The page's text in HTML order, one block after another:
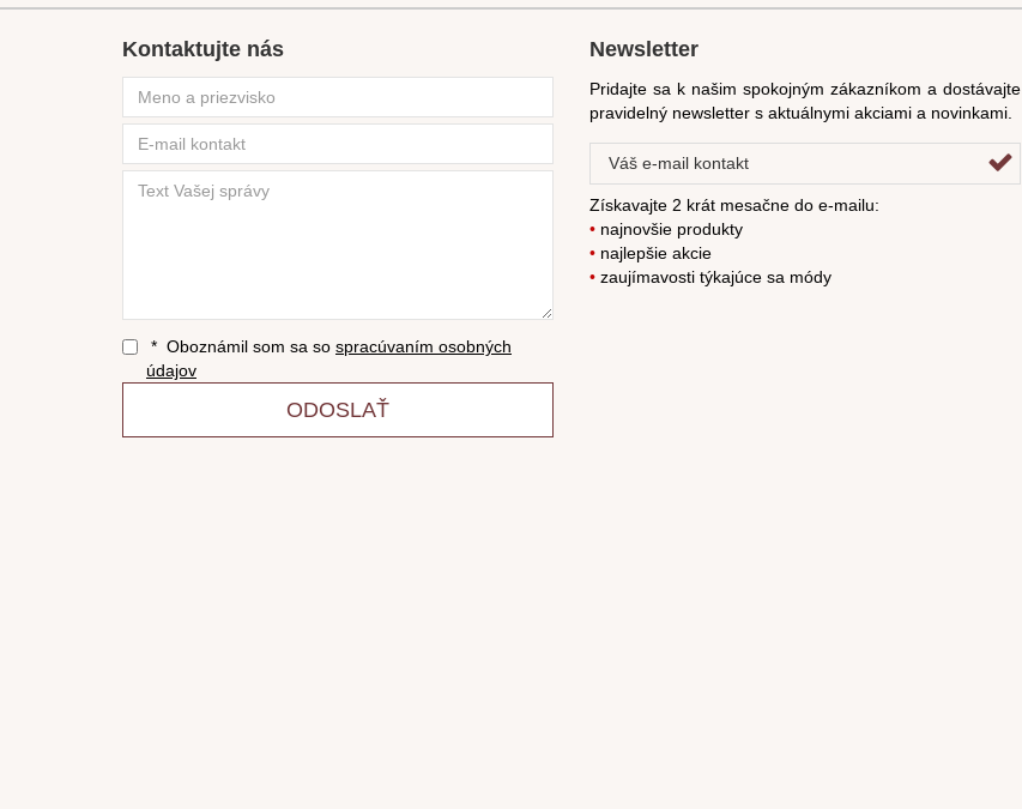
Kontaktujte nás
* Oboznámil som sa so spracúvaním osobných
údajov
ODOSLAŤ
Newsletter
Pridajte sa k našim spokojným zákazníkom a dostávajte
pravidelný newsletter s aktuálnymi akciami a novinkami.
Získavajte 2 krát mesačne do e-mailu:
• najnovšie produkty
• najlepšie akcie
• zaujímavosti týkajúce sa módy